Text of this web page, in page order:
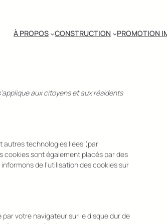
À PROPOS CONSTRUCTION PROMOTION
aux citoyens et aux résidents
autres technologies liées (par
cookies sont également placés par des
de l’utilisation des cookies sur
votre navigateur sur le disque dur de